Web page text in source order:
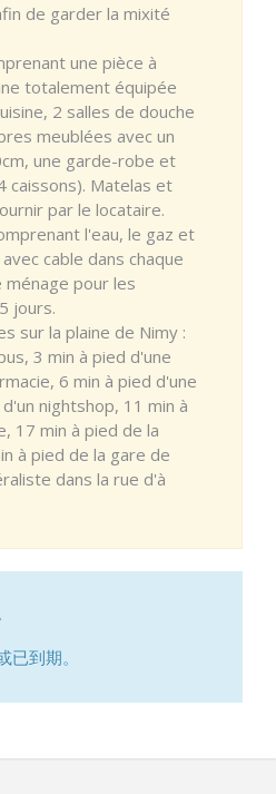
de garder la mixité
une pièce à
totalement équipée
2 salles de douche
meublées avec un
une garde-robe et
caissons). Matelas et
par le locataire.
l'eau, le gaz et
cable dans chaque
ménage pour les
jours.
sur la plaine de Nimy :
3 min à pied d'une
6 min à pied d'une
nightshop, 11 min à
17 min à pied de la
à pied de la gare de
dans la rue d'à
到期。